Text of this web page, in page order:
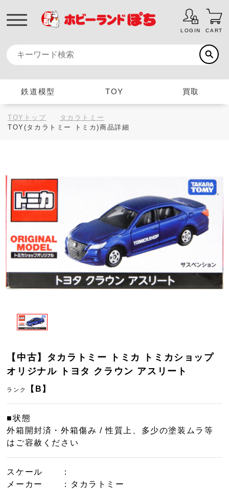
LOGIN CART
鉄道模型 TOY 買取
TOYトップ
タカラトミー
TOY(タカラトミー トミカ)商品詳細
【中古】タカラトミー トミカ トミカショップ
オリジナル トヨタ クラウン アスリート
ランク 【B】
■状態
外箱開封済・外箱傷み / 性質上、多少の塗装ムラ等
はご容赦ください
スケール
：
メーカー
：タカラトミー